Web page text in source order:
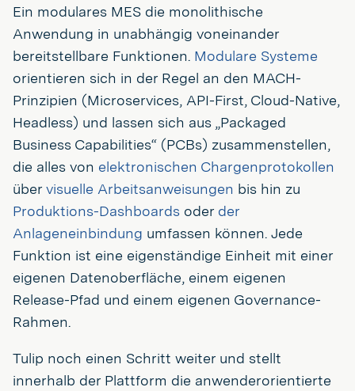
Ein modulares MES die monolithische
Anwendung in unabhängig voneinander
bereitstellbare Funktionen. Modulare Systeme
orientieren sich in der Regel an den MACH-
Prinzipien (Microservices, API-First, Cloud-Native,
Headless) und lassen sich aus „Packaged
Business Capabilities“ (PCBs) zusammenstellen,
die alles von elektronischen Chargenprotokollen
über visuelle Arbeitsanweisungen bis hin zu
Produktions-Dashboards oder der
Anlageneinbindung umfassen können. Jede
Funktion ist eine eigenständige Einheit mit einer
eigenen Datenoberfläche, einem eigenen
Release-Pfad und einem eigenen Governance-
Rahmen.
Tulip noch einen Schritt weiter und stellt
innerhalb der Plattform die anwenderorientierte